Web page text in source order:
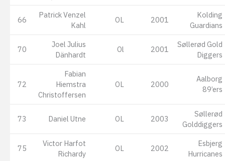
66
Patrick Venzel
Kahl
OL 2001
Kolding
Guardians
70
Joel Julius
Dänhardt
Ol 2001
Søllerød Gold
Diggers
72
Fabian
Hiemstra
Christoffersen
OL 2000
Aalborg
89’ers
73 Daniel Utne OL 2003
Søllerød
Golddiggers
75
Victor Harfot
Richardy
OL 2002
Esbjerg
Hurricanes